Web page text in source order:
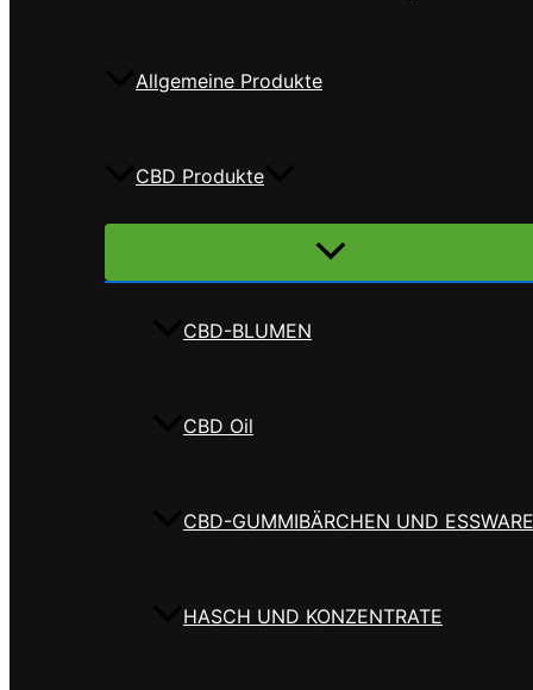
Allgemeine Produkte
CBD Produkte
Menü
CBD-BLUMEN
CBD Oil
CBD-GUMMIBÄRCHEN UND
HASCH UND KONZENTRATE